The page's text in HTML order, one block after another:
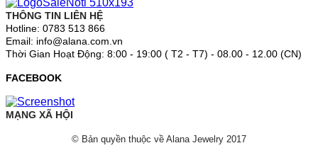
THÔNG TIN LIÊN HỆ
Hotline: 0783 513 866
Email: info@alana.com.vn
Thời Gian Hoạt Động: 8:00 - 19:00 ( T2 - T7) - 08.00 - 12.00 (CN)
FACEBOOK
MẠNG XÃ HỘI
© Bản quyền thuộc về Alana Jewelry 2017